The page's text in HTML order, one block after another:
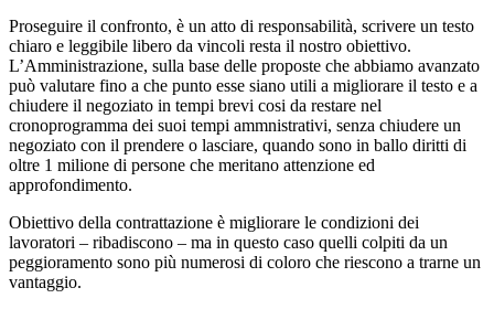
Proseguire il confronto, è un atto di responsabilità, scrivere un testo
chiaro e leggibile libero da vincoli resta il nostro obiettivo.
L’Amministrazione, sulla base delle proposte che abbiamo avanzato
può valutare fino a che punto esse siano utili a migliorare il testo e a
chiudere il negoziato in tempi brevi cosi da restare nel
cronoprogramma dei suoi tempi ammnistrativi, senza chiudere un
negoziato con il prendere o lasciare, quando sono in ballo diritti di
oltre 1 milione di persone che meritano attenzione ed
approfondimento.
Obiettivo della contrattazione è migliorare le condizioni dei
lavoratori – ribadiscono – ma in questo caso quelli colpiti da un
peggioramento sono più numerosi di coloro che riescono a trarne un
vantaggio.